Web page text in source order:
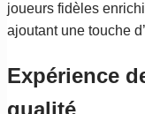
joueurs fidèles
ajoutant une touche
Expérience